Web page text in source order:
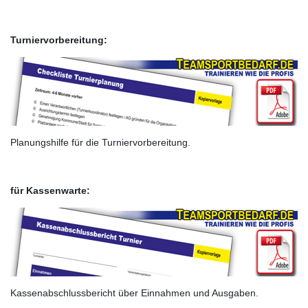
Turniervorbereitung:
Planungshilfe für die Turniervorbereitung.
für Kassenwarte:
Kassenabschlussbericht über Einnahmen und Ausgaben.